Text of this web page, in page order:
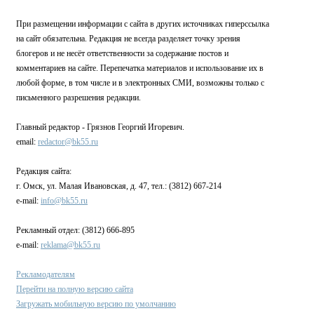
При размещении информации с сайта в других источниках гиперссылка
на сайт обязательна. Редакция не всегда разделяет точку зрения
блогеров и не несёт ответственности за содержание постов и
комментариев на сайте. Перепечатка материалов и использование их в
любой форме, в том числе и в электронных СМИ, возможны только с
письменного разрешения редакции.
Главный редактор - Грязнов Георгий Игоревич.
email: redactor@bk55.ru
Редакция сайта:
г. Омск, ул. Малая Ивановская, д. 47, тел.: (3812) 667-214
e-mail: info@bk55.ru
Рекламный отдел: (3812) 666-895
e-mail: reklama@bk55.ru
Рекламодателям
Перейти на полную версию сайта
Загружать мобильную версию по умолчанию